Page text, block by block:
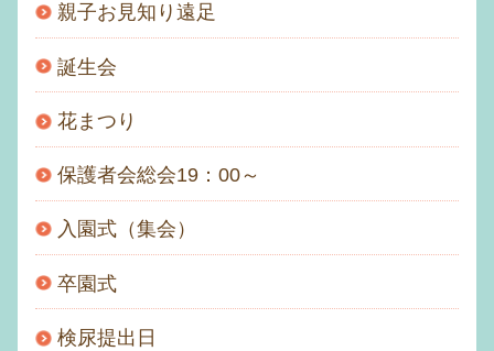
親子お見知り遠足
誕生会
花まつり
保護者会総会19：00～
入園式（集会）
卒園式
検尿提出日